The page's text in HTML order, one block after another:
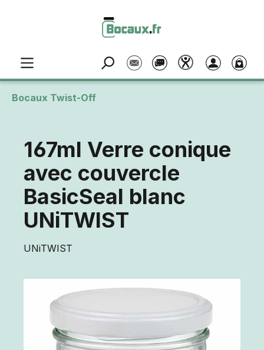
Bocaux Twist-Off
167ml Verre conique
avec couvercle
BasicSeal blanc
UNiTWIST
UNiTWIST